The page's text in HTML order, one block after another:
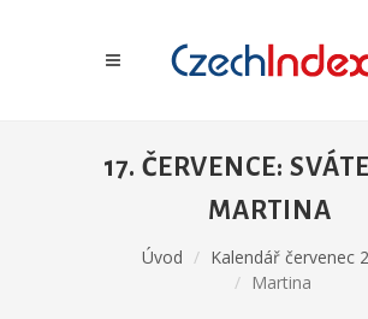
17. ČERVENCE:
MARTINA
Úvod
Kalendář červenec
Martina